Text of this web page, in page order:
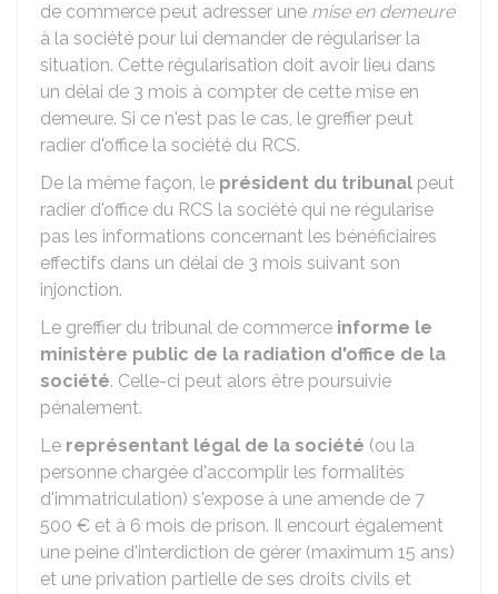
de commerce peut adresser une mise en demeure
à la société pour lui demander de régulariser la
situation. Cette régularisation doit avoir lieu dans
un délai de 3 mois à compter de cette mise en
demeure. Si ce n'est pas le cas, le greffier peut
radier d'office la société du RCS.
De la même façon, le président du tribunal peut
radier d'office du RCS la société qui ne régularise
pas les informations concernant les bénéficiaires
effectifs dans un délai de 3 mois suivant son
injonction.
Le greffier du tribunal de commerce informe le
ministère public de la radiation d'office de la
société. Celle-ci peut alors être poursuivie
pénalement.
Le représentant légal de la société (ou la
personne chargée d'accomplir les formalités
d'immatriculation) s'expose à une amende de 7
500 € et à 6 mois de prison. Il encourt également
une peine d'interdiction de gérer (maximum 15 ans)
et une privation partielle de ses droits civils et